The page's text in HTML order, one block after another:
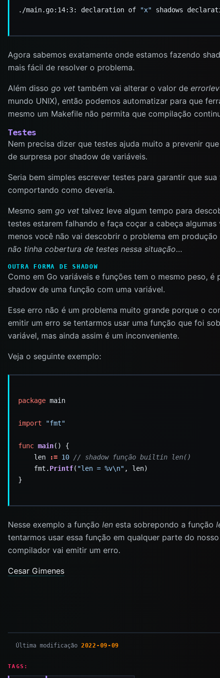
./main.go:14:3: declaration of "x" shadows
Agora sabemos exatamente onde estamos fazendo
mais fácil de resolver o problema.
Além disso go vet também vai alterar o valor de
mundo UNIX), então podemos automatizar para que
mesmo um Makefile não permita que compilação
Testes
Nem precisa dizer que testes ajuda muito a prevenir
de surpresa por shadow de variáveis.
Seria bem simples escrever testes para garantir que
comportando como deveria.
Mesmo sem go vet talvez leve algum tempo para
testes estarem falhando e faça coçar a cabeça algumas
menos você não vai descobrir o problema em produção
não tinha cobertura de testes nessa situação…
OUTRA FORMA DE SHADOW
Como em Go variáveis e funções tem o mesmo peso, é
shadow de uma função com uma variável.
Esse erro não é um problema muito grande porque o
emitir um erro se tentarmos usar uma função que foi
variável, mas ainda assim é um inconveniente.
Veja o seguinte exemplo:
package main
import "fmt"
func main
    len
:= 10 // shadow função builtin len()
    fmt.
Printf( "len = %v\n"
Nesse exemplo a função len esta sobrepondo a função
tentarmos usar essa função em qualquer parte do
compilador vai emitir um erro.
Cesar Gimenes
Última modificação 2022-09-09
TAGS: